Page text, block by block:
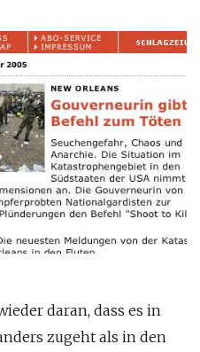
daran, dass es in
zugeht als in den